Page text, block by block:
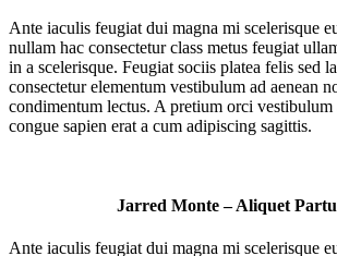
Ante iaculis feugiat dui magna mi scelerisque
nullam hac consectetur class metus feugiat
in a scelerisque. Feugiat sociis platea felis sed
consectetur elementum vestibulum ad aenean
condimentum lectus. A pretium orci vestibulum
congue sapien erat a cum adipiscing sagittis.
Jarred Monte – Aliquet
Ante iaculis feugiat dui magna mi scelerisque